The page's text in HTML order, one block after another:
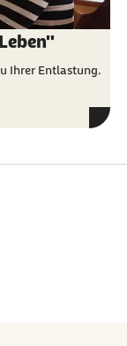
Ihrer Entlastung.